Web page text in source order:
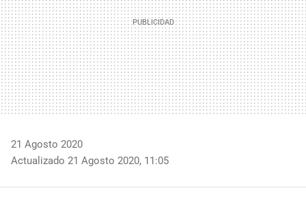
21 Agosto 2020
Actualizado 21 Agosto 2020, 11:05